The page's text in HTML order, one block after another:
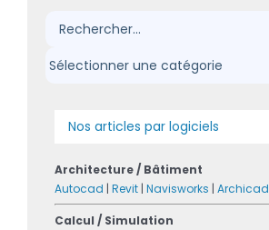
Rechercher:
Nos articles par logiciels
Architecture / Bâtiment
Autocad | Revit | Navisworks | Archicad
Calcul / Simulation